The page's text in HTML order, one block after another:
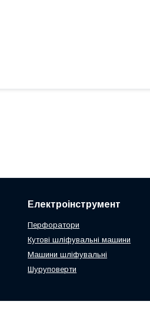
Електроінструмент
Перфоратори
Кутові шліфувальні машини
Машини шліфувальні
Шуруповерти